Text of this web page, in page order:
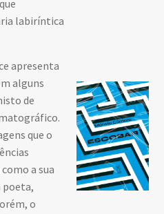
labiríntica
apresenta
alguns
de
que o
a sua
poeta,
o